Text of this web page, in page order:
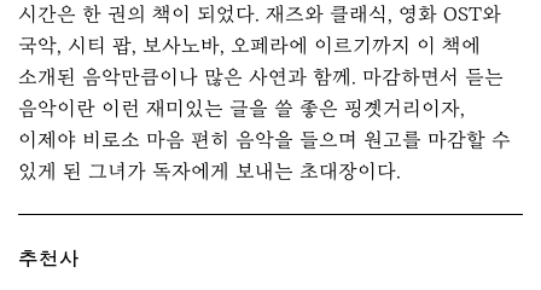
시간은 한 권의 책이 되었다. 재즈와 클래식, 영화 OST와
국악, 시티 팝, 보사노바, 오페라에 이르기까지 이 책에
소개된 음악만큼이나 많은 사연과 함께. 마감하면서 듣는
음악이란 이런 재미있는 글을 쓸 좋은 핑곗거리이자,
이제야 비로소 마음 편히 음악을 들으며 원고를 마감할 수
있게 된 그녀가 독자에게 보내는 초대장이다.
추천사